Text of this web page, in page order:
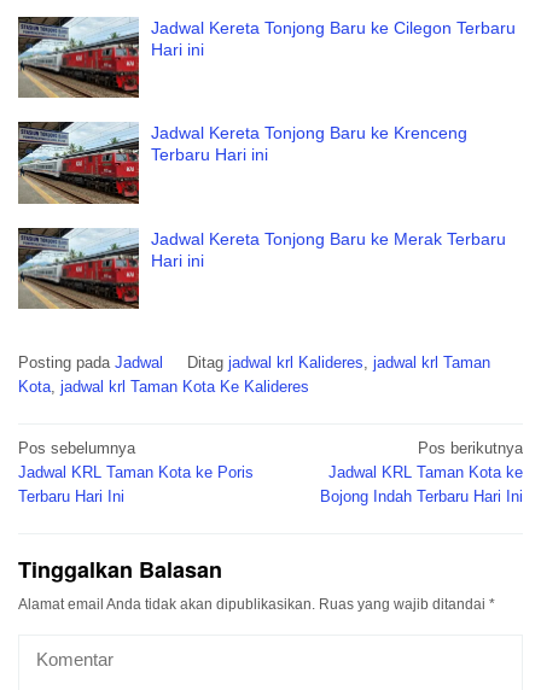
Jadwal Kereta Tonjong Baru ke Cilegon Terbaru
Hari ini
Jadwal Kereta Tonjong Baru ke Krenceng
Terbaru Hari ini
Jadwal Kereta Tonjong Baru ke Merak Terbaru
Hari ini
Posting pada Jadwal Ditag jadwal krl Kalideres, jadwal krl Taman
Kota, jadwal krl Taman Kota Ke Kalideres
Navigasi
pos
Pos sebelumnya
Jadwal KRL Taman Kota ke Poris
Terbaru Hari Ini
Pos berikutnya
Jadwal KRL Taman Kota ke
Bojong Indah Terbaru Hari Ini
Tinggalkan Balasan
Alamat email Anda tidak akan dipublikasikan. Ruas yang wajib ditandai *